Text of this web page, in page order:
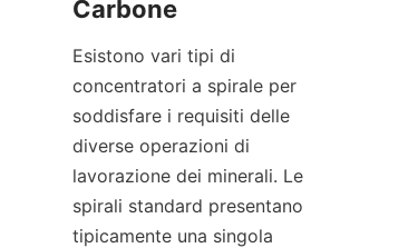
Esistono vari tipi di
concentratori a spirale per
soddisfare i requisiti delle
diverse operazioni di
lavorazione dei minerali. Le
spirali standard presentano
tipicamente una singola